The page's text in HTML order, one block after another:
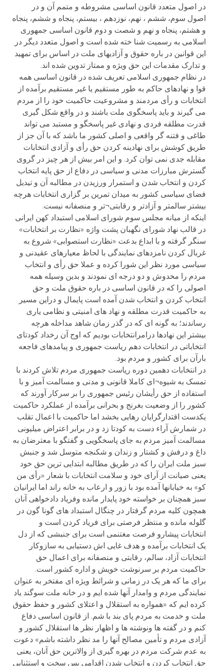
در اصول متعدد قانون اساسی مشروطه و متمم آن و در
اصول سوم، ششم ، نهم، نوزدهم ، بیستم، پنجاه و ششم، پنجاه
و هشتم، پنجاه و نهم و شصت و دوم قانون اساسی جمهوری
اسلامی به رسمیت شنا خته شده است و اصول متعدد دیگر در
این قوانین در باره حقوق و آزادیهای ملت در اساس برای تمهید
و تدارک مقدمات این حق ویژه و ممتاز تدوین شده اند.
در نظام جمهوری اسلامی تعریف شده در قانون اساسی همه
قوا و نهادهای حاکم به طور مستقیم یا غیر مستقیم برآمده از
انتخابات و رأی مردمند و مشروعیت حاکمیت خود را از مردم
می گیرند و باید پاسخگوی ملت باشند و در واقع شکل گیری
قدرت مطلقه فردی و نهادی غیر پاسخگو و مستبد می تواند
طاغی و فتنه گر واقعی و اصلی کشور ما باشد که با آن جز از
طریق کوشش برای نهادینه کردن حق رأی و آزادی انتخابات
مقابله جدی نمی توان کرد. و این امر بیش از هر چیز در گروی
گسترش مبارزات مدنی و سیاسی در دفاع از حق پایه انتخاب
کردن و انتخاب شدن و استمرار ورزیدن در مطالبه آن و تیدیل
فضای سیاسی کشور به میدان تمرین بر گزاری انتخابات هرچه
بیشتر سالمتر و آزادتر و رقابتی¬تر و منصفانه نیست.
اینکه از میانه مجلس سوم شورای اسلامی استبداد کهن ایرانی
در قالب نهاد شورای نگهبان پشت واژه «نظارت بر انتخابات»
سنگر گرفته و با ابداع بدعت «نظارت استصوابی» شروع به
غربال کردن نامزدهای نمایندگی با لحاظ معیارهای عقیدنی و
سیاسی مورد نظر این شورا کرده و عملا حق رأی و انتخاب
مردم را مخدوش و دو درجه ای نمودند و بدین وسیله همه
اصولی را که در قانون اساسی در باره حقوق ملت و حق
انتخاب کردن و انتخاب شدن آمده است پایمال و دراین مسیر
به حاکمیت قدرت مطلقه و نهاد های امنیتی و نظامی یاری
رساندند؛ به گونه ای که در گذر زمان شاهد مداخله هرچه
بیشتر این نهادها درامرانتخابات بودیم که اوج آن رخداد کودتای
انتخاباتی در انتخابات دهم ریاست جمهوری و پیامدهای فاجعه
بارآن برای کشور و مردم بود.
در انتخابات دهمین دوره ریاست جمهوری مردم تلاش کردند با
تمسک به شیوه¬ای کاملا قانونی و مدنی و مسالمت آمیز و با
استفاده از حق رأیشان رئیس جمهوری را بر سرکار آورند که
کشور را از وضعیت بغرنج و بحرانی برآمده از عملکرد حاکمیت
یکدست اقتدارگرایان رهایی بخشد اما حاکمیت با اعمال تقلب
در شمارش آراء دست به کودتا زد و در برابر اعتراض میلیونی
مسالمت آمیز مردم به جای پاسخگویی و گفتگو با معترضان به
داغ و درفش و کشتار و زندان و شکنجه متوسل شد و جنبش
سبز ملت ایران را که در طریق مطالبه ابتدایی ترین حق خود
یعنی صیانت از آرای خود و سلامت انتخابات با شعار «رأی من
کو» به خیابانها آمده بود با زور و ارعاب به خانه راند اما ایرانیان
سبز همچنان بر خواسته خود پایدار مانده وفریاد دادخواهی آنان
همچون کلیه مردم گرفتار در چنگال استبداد های گونا گون در
گلوله مانده و منتظر فرصتی برای فریاد کردن است و
انتخابات پیشارو فرصت مغتنمی است برای جنبشی که از دل
یک انتخابات برآمده و هدف غایی اش دستیابی به سازوکار
انتخابات آزاد، سالم، رقابتی و منصفانه برای اعمال حق
حاکمیت مردم بر سرنوشت خویش و اداره کشور است.
برای ما که هر یک در زمانی و شرائط ویژه ای مفتخر به عنوان
نمایندگی مردم و وامدار آنها شده ایم و در خانه ملت سوگند یاد
کرده ایم که «همواره به استقلال و اعتلای کشور و حفظ حقوق
ملت و خدمت به مردم پای بند با شم. از قانون اساسی دفاع
کنم و در گفته ها ونوشته ها و اظهار نظر ها استقلال کشور و
آزادی مردم و تأمین مصالح آنها را مد نظر داشته باشم» دعوت
به عدم شرکت مردم در بهره گیری از والاترین حق آنان، یعنی
حق انتخاب کردن و انتخاب شدن اقدامی بس سخت و استثنایی